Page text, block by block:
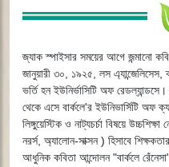
জ্যাক স্পাইসার সময়ের আগে জন্মানো
জানুয়ারী ৩০, ১৯২৫, লস
ভর্তি হন ইউনির্ভাসিটি অফ
থেকে এসে বার্কলে'র ইউনিভার্সিটি অফ
লিঙ্গুয়েস্টিক ও নাট্যচর্চা বিষয়ে
নরর্স, অ্যালোন-সাক্সন ) হিসাবে
আধুনিক কবিতা আন্দোলন "বার্কলে